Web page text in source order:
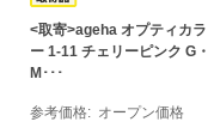
<取寄>ageha オプティカラ
ー 1-11 チェリーピンク G・
M･･･
参考価格 オープン価格